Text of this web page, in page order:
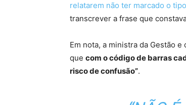
relatarem não ter marcado o
transcrever a frase que
Em nota, a ministra da Gestão
que com o código de barras
risco de confusão”.